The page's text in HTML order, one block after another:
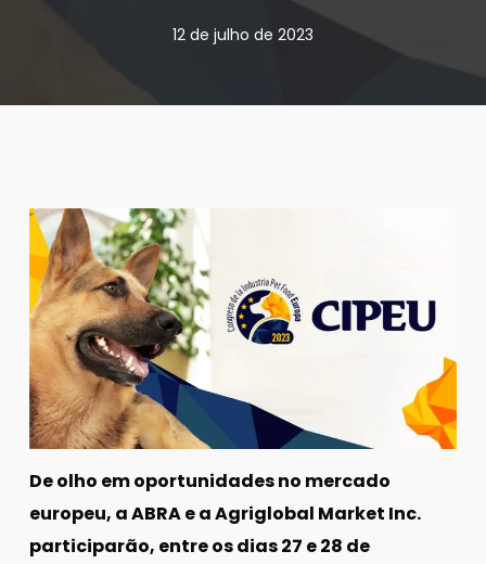
12 de julho de 2023
De olho em oportunidades no mercado
europeu, a ABRA e a Agriglobal Market Inc.
participarão, entre os dias 27 e 28 de